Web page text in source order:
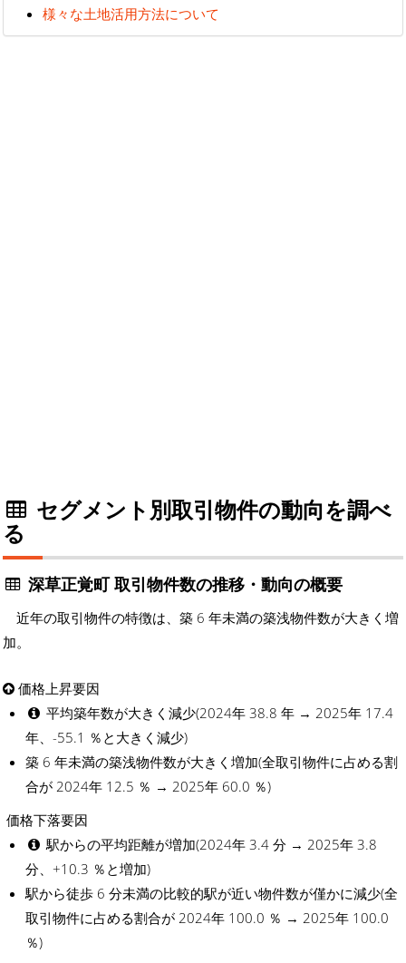
様々な土地活用方法について
セグメント別取引物件の動向を調べ
る
深草正覚町 取引物件数の推移・動向の概要
近年の取引物件の特徴は、築 6 年未満の築浅物件数が大きく増
加。
価格上昇要因
平均築年数が大きく減少(2024年 38.8 年 → 2025年 17.4
年、-55.1 ％と大きく減少)
築 6 年未満の築浅物件数が大きく増加(全取引物件に占める割
合が 2024年 12.5 ％ → 2025年 60.0 ％)
価格下落要因
駅からの平均距離が増加(2024年 3.4 分 → 2025年 3.8
分、+10.3 ％と増加)
駅から徒歩 6 分未満の比較的駅が近い物件数が僅かに減少(全
取引物件に占める割合が 2024年 100.0 ％ → 2025年 100.0
％)